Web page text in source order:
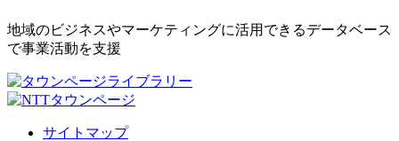
地域のビジネスやマーケティングに活用できるデータベース
で事業活動を支援
サイトマップ